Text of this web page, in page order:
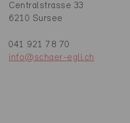
Centralstrasse 33
6210 Sursee
041 921 78 70
info@schaer-egli.ch